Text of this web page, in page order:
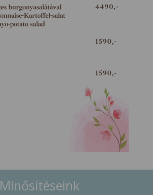
Minősítéseink